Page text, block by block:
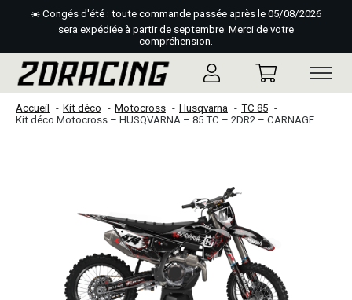
☀️ Congés d'été : toute commande passée après le 05/08/2026
sera expédiée à partir de septembre. Merci de votre
compréhension.
Accueil Kit déco Motocross Husqvarna
TC 85
Kit déco Motocross – HUSQVARNA – 85 TC – 2DR2 – CARNAGE